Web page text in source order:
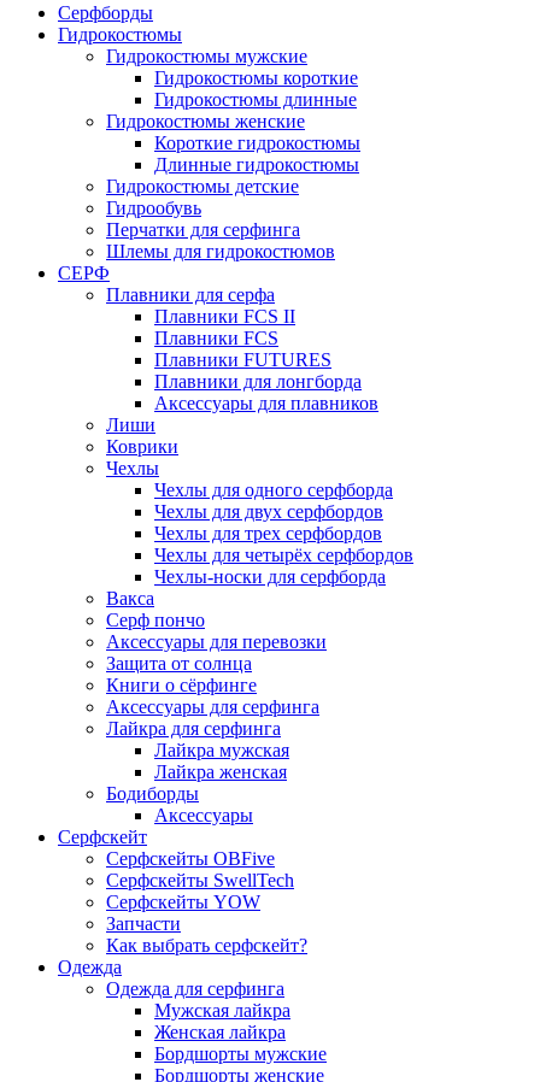
Серфборды
Гидрокостюмы
Гидрокостюмы мужские
Гидрокостюмы короткие
Гидрокостюмы длинные
Гидрокостюмы женские
Короткие гидрокостюмы
Длинные гидрокостюмы
Гидрокостюмы детские
Гидрообувь
Перчатки для серфинга
Шлемы для гидрокостюмов
СЕРФ
Плавники для серфа
Плавники FCS II
Плавники FCS
Плавники FUTURES
Плавники для лонгборда
Аксессуары для плавников
Лиши
Коврики
Чехлы
Чехлы для одного серфборда
Чехлы для двух серфбордов
Чехлы для трех серфбордов
Чехлы для четырёх серфбордов
Чехлы-носки для серфборда
Вакса
Серф пончо
Аксессуары для перевозки
Защита от солнца
Книги о сёрфинге
Аксессуары для серфинга
Лайкра для серфинга
Лайкра мужская
Лайкра женская
Бодиборды
Аксессуары
Серфскейт
Серфскейты OBFive
Серфскейты SwellTech
Серфскейты YOW
Запчасти
Как выбрать серфскейт?
Одежда
Одежда для серфинга
Мужская лайкра
Женская лайкра
Бордшорты мужские
Бордшорты женские